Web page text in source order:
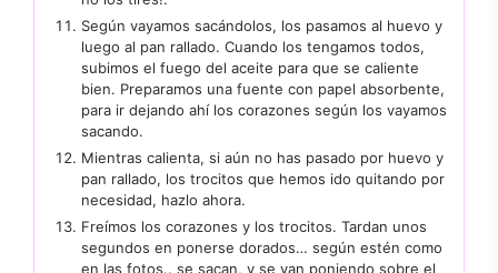
Según vayamos sacándolos, los pasamos al huevo y
luego al pan rallado. Cuando los tengamos todos,
subimos el fuego del aceite para que se caliente
bien. Preparamos una fuente con papel absorbente,
para ir dejando ahí los corazones según los vayamos
sacando.
Mientras calienta, si aún no has pasado por huevo y
pan rallado, los trocitos que hemos ido quitando por
necesidad, hazlo ahora.
Freímos los corazones y los trocitos. Tardan unos
segundos en ponerse dorados… según estén como
en las fotos.. se sacan, y se van poniendo sobre el